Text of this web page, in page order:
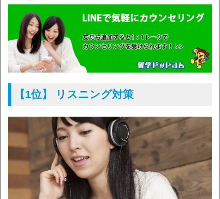
【1位】 リスニング対策